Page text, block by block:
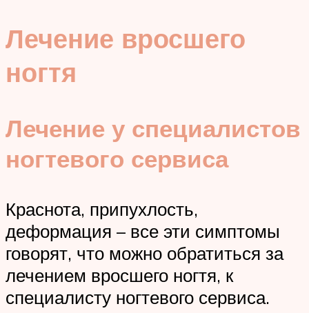
Лечение вросшего
ногтя
Лечение у специалистов
ногтевого сервиса
Краснота, припухлость,
деформация – все эти симптомы
говорят, что можно обратиться за
лечением вросшего ногтя, к
специалисту ногтевого сервиса.